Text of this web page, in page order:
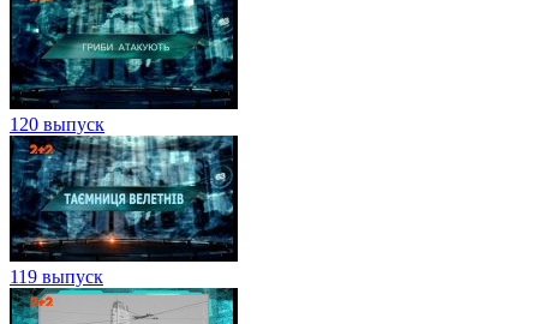
120 выпуск
119 выпуск